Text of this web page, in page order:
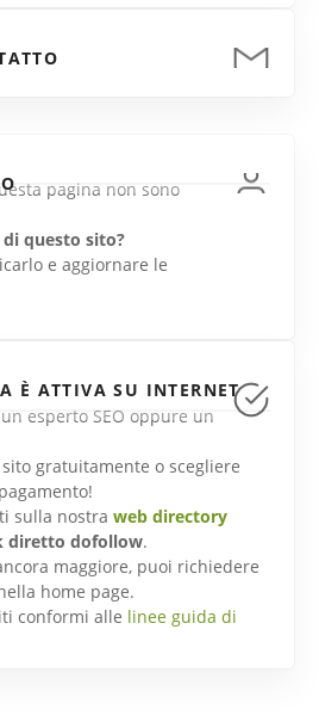
pagina non sono
questo sito?
e aggiornare le
È ATTIVA SU INTERNET
esperto SEO oppure un
gratuitamente o scegliere
sulla nostra web directory
diretto dofollow.
maggiore, puoi richiedere
home page.
conformi alle linee guida di